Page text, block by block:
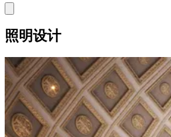
照明设计